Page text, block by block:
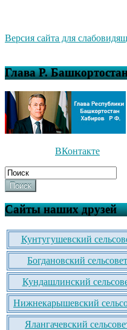
Версия сайта для
Глава Р.
ВКонтакте
Поиск
Сайты наших друзей
Кунтугушевский
Богдановский сельсовет
Кундашлинский
Нижнекарышевский
Ялангачевский